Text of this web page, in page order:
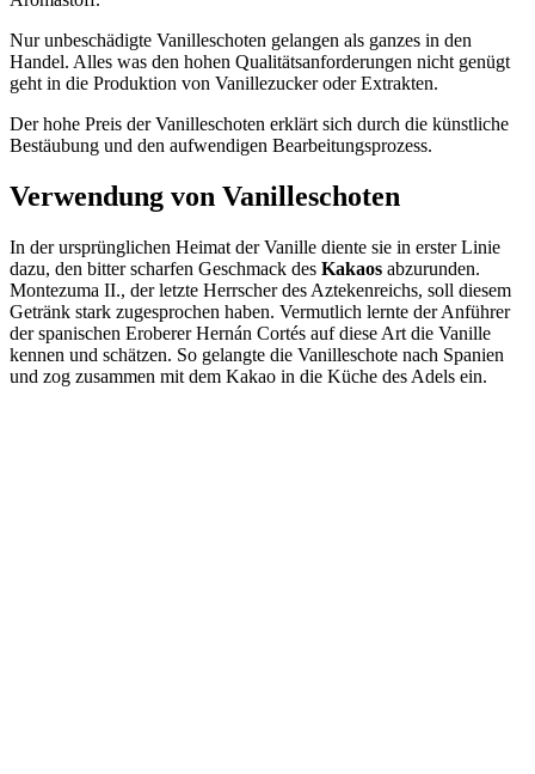
Nur unbeschädigte Vanilleschoten gelangen als ganzes in den
Handel. Alles was den hohen Qualitätsanforderungen nicht genügt
geht in die Produktion von Vanillezucker oder Extrakten.
Der hohe Preis der Vanilleschoten erklärt sich durch die künstliche
Bestäubung und den aufwendigen Bearbeitungsprozess.
Verwendung von Vanilleschoten
In der ursprünglichen Heimat der Vanille diente sie in erster Linie
dazu, den bitter scharfen Geschmack des Kakaos abzurunden.
Montezuma II., der letzte Herrscher des Aztekenreichs, soll diesem
Getränk stark zugesprochen haben. Vermutlich lernte der Anführer
der spanischen Eroberer Hernán Cortés auf diese Art die Vanille
kennen und schätzen. So gelangte die Vanilleschote nach Spanien
und zog zusammen mit dem Kakao in die Küche des Adels ein.